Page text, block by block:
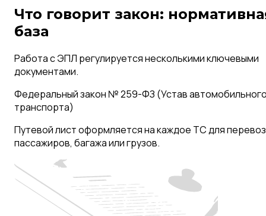
Что говорит закон:
база
Работа с ЭПЛ регулируется несколькими ключевыми
документами.
Федеральный закон № 259-ФЗ (Устав
транспорта)
Путевой лист оформляется на каждое ТС для
пассажиров, багажа или грузов.